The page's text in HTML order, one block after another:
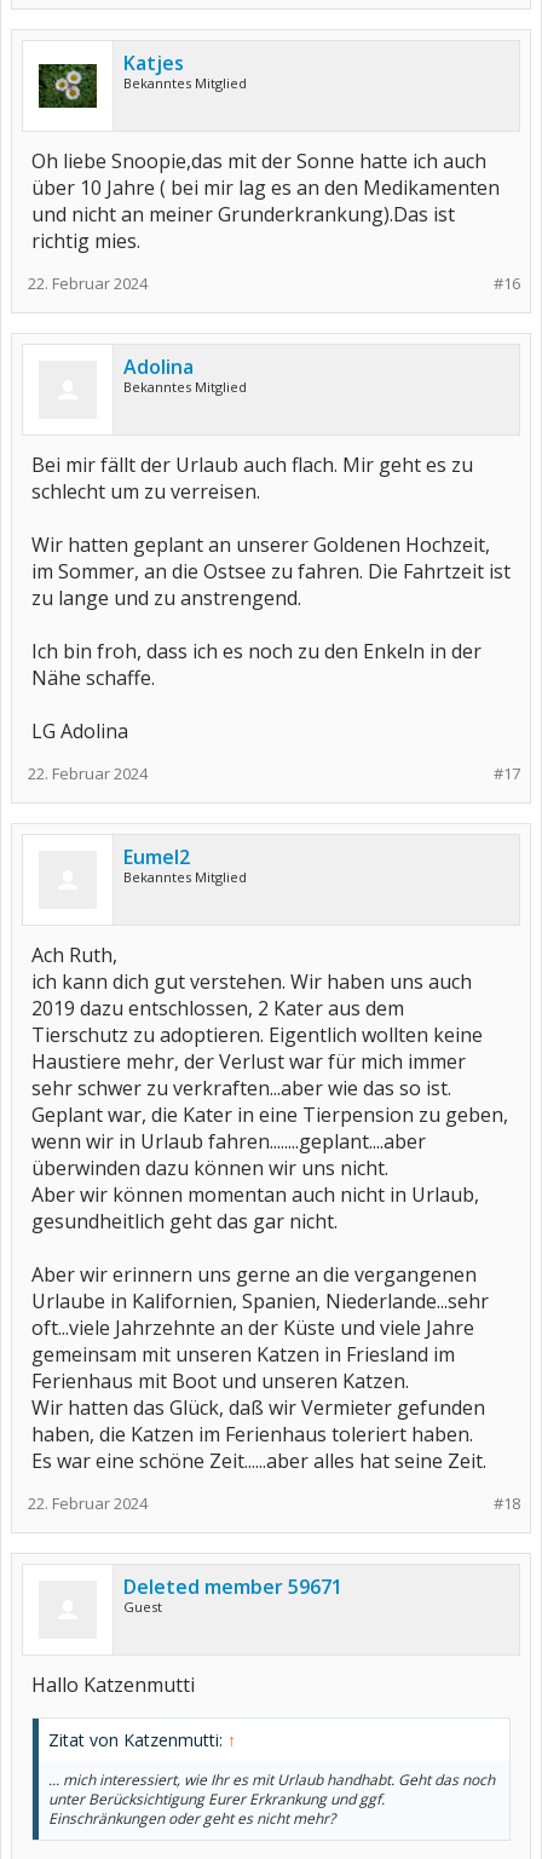
Katjes
Bekanntes Mitglied
Oh liebe Snoopie,das mit der Sonne hatte ich auch
über 10 Jahre ( bei mir lag es an den Medikamenten
und nicht an meiner Grunderkrankung).Das ist
richtig mies.
#16
22. Februar 2024
Adolina
Bekanntes Mitglied
Bei mir fällt der Urlaub auch flach. Mir geht es zu
schlecht um zu verreisen.
Wir hatten geplant an unserer Goldenen Hochzeit,
im Sommer, an die Ostsee zu fahren. Die Fahrtzeit ist
zu lange und zu anstrengend.
Ich bin froh, dass ich es noch zu den Enkeln in der
Nähe schaffe.
LG Adolina
#17
22. Februar 2024
Eumel2
Bekanntes Mitglied
Ach Ruth,
ich kann dich gut verstehen. Wir haben uns auch
2019 dazu entschlossen, 2 Kater aus dem
Tierschutz zu adoptieren. Eigentlich wollten keine
Haustiere mehr, der Verlust war für mich immer
sehr schwer zu verkraften...aber wie das so ist.
Geplant war, die Kater in eine Tierpension zu geben,
wenn wir in Urlaub fahren........geplant....aber
überwinden dazu können wir uns nicht.
Aber wir können momentan auch nicht in Urlaub,
gesundheitlich geht das gar nicht.
Aber wir erinnern uns gerne an die vergangenen
Urlaube in Kalifornien, Spanien, Niederlande...sehr
oft...viele Jahrzehnte an der Küste und viele Jahre
gemeinsam mit unseren Katzen in Friesland im
Ferienhaus mit Boot und unseren Katzen.
Wir hatten das Glück, daß wir Vermieter gefunden
haben, die Katzen im Ferienhaus toleriert haben.
Es war eine schöne Zeit......aber alles hat seine Zeit.
#18
22. Februar 2024
Deleted member 59671
Guest
Hallo Katzenmutti
Zitat von Katzenmutti: ↑
... mich interessiert, wie Ihr es mit Urlaub handhabt. Geht das noch
unter Berücksichtigung Eurer Erkrankung und ggf.
Einschränkungen oder geht es nicht mehr?